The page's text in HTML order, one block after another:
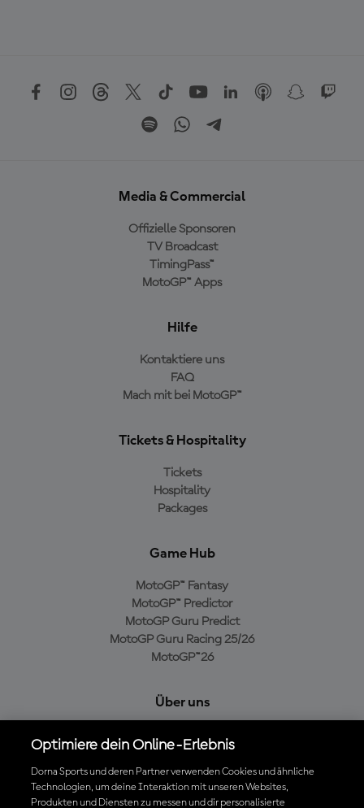
Media & Commercial
Offizielle Sponsoren
TV Broadcast
TimingPass™
MotoGP™ Apps
Hilfe
Kontaktiere uns
FAQ
Mach mit bei MotoGP™
Tickets & Hospitality
Tickets
Hospitality
Packages
Game Hub
MotoGP™ Fantasy
MotoGP™ Predictor
MotoGP Guru Predict
MotoGP Guru Racing 25/26
MotoGP™26
Über uns
Cookie-Richtlinien
Geschäftsbedingungen
Datenschutzrichtlinien
Optimiere dein Online-Erlebnis
Dorna Sports und deren Partner verwenden Cookies und ähnliche
Technologien, um deine Interaktion mit unseren Websites,
Produkten und Diensten zu messen und dir personalisierte